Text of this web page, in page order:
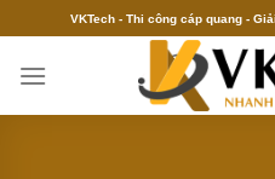
content
VKTech - Thi công cáp quang -